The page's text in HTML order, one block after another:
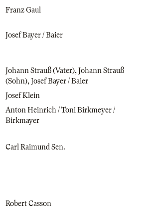
Franz Gaul
Josef Bayer / Baier
Johann Strauß (Vater), Johann Strauß
(Sohn), Josef Bayer / Baier
Josef Klein
Anton Heinrich / Toni Birkmeyer /
Birkmayer
Carl Raimund Sen.
Robert Casson